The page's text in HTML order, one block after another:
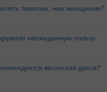
тяжелее, чем женщинам?
неожиданную пользу
веганская диета?